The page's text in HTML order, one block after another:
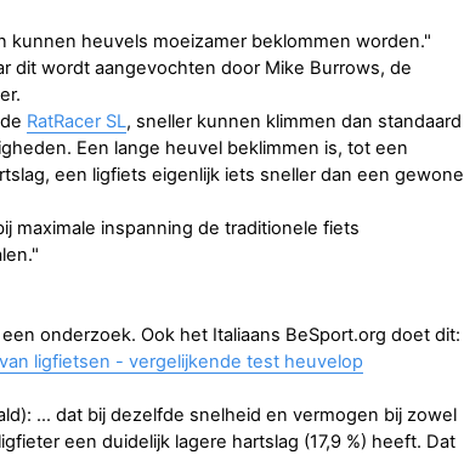
kunnen heuvels moeizamer beklommen worden."
dit wordt aangevochten door Mike Burrows, de
RatRacer SL, sneller kunnen klimmen dan standaard
Een lange heuvel beklimmen is, tot een
een ligfiets eigenlijk iets sneller dan een gewone
maximale inspanning de traditionele fiets
onderzoek. Ook het Italiaans BeSport.org doet dit:
ligfietsen - vergelijkende test heuvelop
… dat bij dezelfde snelheid en vermogen bij zowel
een duidelijk lagere hartslag (17,9 %) heeft. Dat